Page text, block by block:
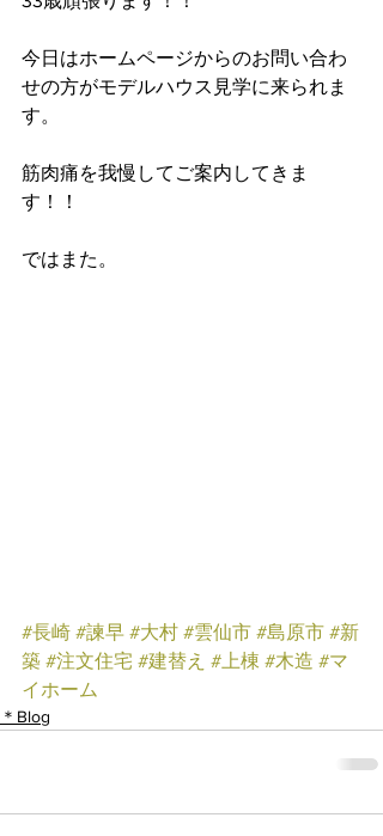
今日はホームページからのお問い合わ
せの方がモデルハウス見学に来られま
す。
筋肉痛を我慢してご案内してきま
す！！
ではまた。
#長崎 #諫早 #大村 #雲仙市 #島原市 #新
築 #注文住宅 #建替え #上棟 #木造 #マ
イホーム
＊Blog